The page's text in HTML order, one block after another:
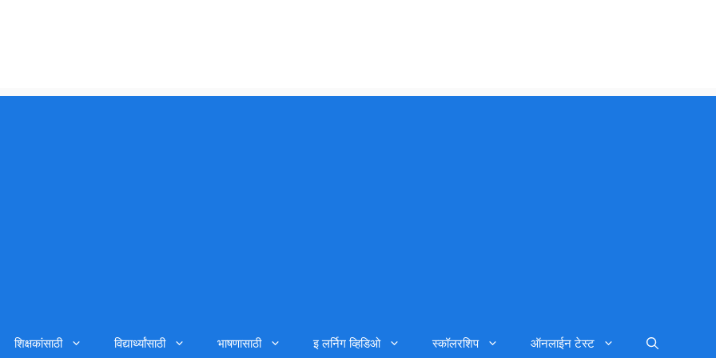
शिक्षकांसाठी विद्यार्थ्यांसाठी भाषणासाठी इ लर्निग व्हिडिओ स्कॉलरशिप ऑनलाईन टेस्ट